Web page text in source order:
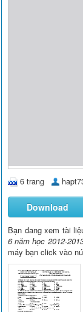
6 trang
Download
Bạn đang xem tài
6 năm học 2012-
máy bạn click vào